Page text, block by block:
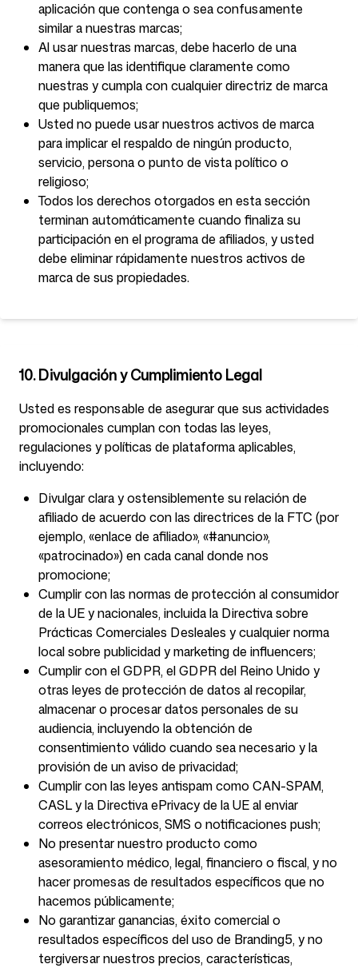
aplicación que contenga o sea confusamente
similar a nuestras marcas;
Al usar nuestras marcas, debe hacerlo de una
manera que las identifique claramente como
nuestras y cumpla con cualquier directriz de marca
que publiquemos;
Usted no puede usar nuestros activos de marca
para implicar el respaldo de ningún producto,
servicio, persona o punto de vista político o
religioso;
Todos los derechos otorgados en esta sección
terminan automáticamente cuando finaliza su
participación en el programa de afiliados, y usted
debe eliminar rápidamente nuestros activos de
marca de sus propiedades.
10. Divulgación y Cumplimiento Legal
Usted es responsable de asegurar que sus actividades
promocionales cumplan con todas las leyes,
regulaciones y políticas de plataforma aplicables,
incluyendo:
Divulgar clara y ostensiblemente su relación de
afiliado de acuerdo con las directrices de la FTC (por
ejemplo, «enlace de afiliado», «#anuncio»,
«patrocinado») en cada canal donde nos
promocione;
Cumplir con las normas de protección al consumidor
de la UE y nacionales, incluida la Directiva sobre
Prácticas Comerciales Desleales y cualquier norma
local sobre publicidad y marketing de influencers;
Cumplir con el GDPR, el GDPR del Reino Unido y
otras leyes de protección de datos al recopilar,
almacenar o procesar datos personales de su
audiencia, incluyendo la obtención de
consentimiento válido cuando sea necesario y la
provisión de un aviso de privacidad;
Cumplir con las leyes antispam como CAN-SPAM,
CASL y la Directiva ePrivacy de la UE al enviar
correos electrónicos, SMS o notificaciones push;
No presentar nuestro producto como
asesoramiento médico, legal, financiero o fiscal, y no
hacer promesas de resultados específicos que no
hacemos públicamente;
No garantizar ganancias, éxito comercial o
resultados específicos del uso de Branding5, y no
tergiversar nuestros precios, características,